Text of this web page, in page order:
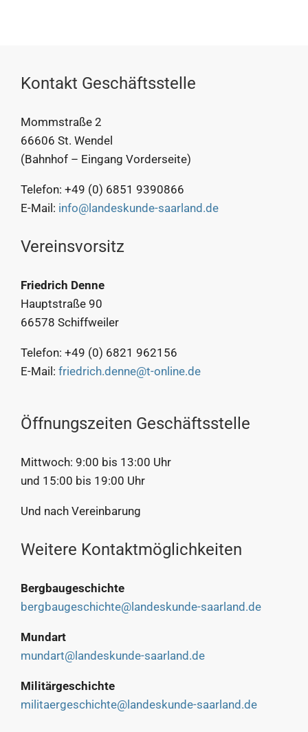
Kontakt Geschäftsstelle
Mommstraße 2
66606 St. Wendel
(Bahnhof – Eingang Vorderseite)
Telefon: +49 (0) 6851 9390866
E-Mail: info@landeskunde-saarland.de
Vereinsvorsitz
Friedrich Denne
Hauptstraße 90
66578 Schiffweiler
Telefon: +49 (0) 6821 962156
E-Mail: friedrich.denne@t-online.de
Öffnungszeiten Geschäftsstelle
Mittwoch: 9:00 bis 13:00 Uhr
und 15:00 bis 19:00 Uhr
Und nach Vereinbarung
Weitere Kontaktmöglichkeiten
Bergbaugeschichte
bergbaugeschichte@landeskunde-saarland.de
Mundart
mundart@landeskunde-saarland.de
Militärgeschichte
militaergeschichte@landeskunde-saarland.de